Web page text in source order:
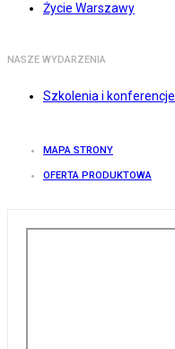
Życie Warszawy
NASZE WYDARZENIA
Szkolenia i konferencje
MAPA STRONY
OFERTA PRODUKTOWA